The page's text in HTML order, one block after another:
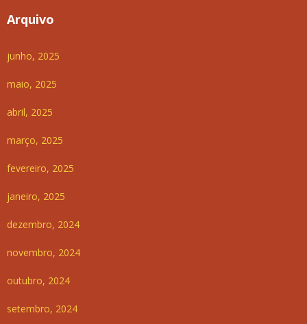
Arquivo
junho, 2025
maio, 2025
abril, 2025
março, 2025
fevereiro, 2025
janeiro, 2025
dezembro, 2024
novembro, 2024
outubro, 2024
setembro, 2024